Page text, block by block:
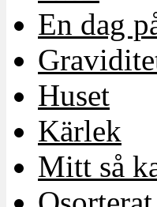
En dag
Huset
Kärlek
Mitt så